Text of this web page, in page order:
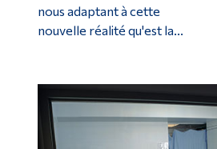
nous adaptant à cette
nouvelle réalité qu'est la...